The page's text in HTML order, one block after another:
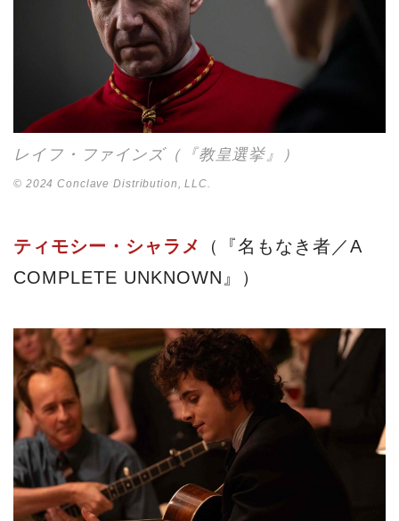
レイフ・ファインズ（『教皇選挙』）
© 2024 Conclave Distribution, LLC.
ティモシー・シャラメ
（『名もなき者／A
COMPLETE UNKNOWN』）